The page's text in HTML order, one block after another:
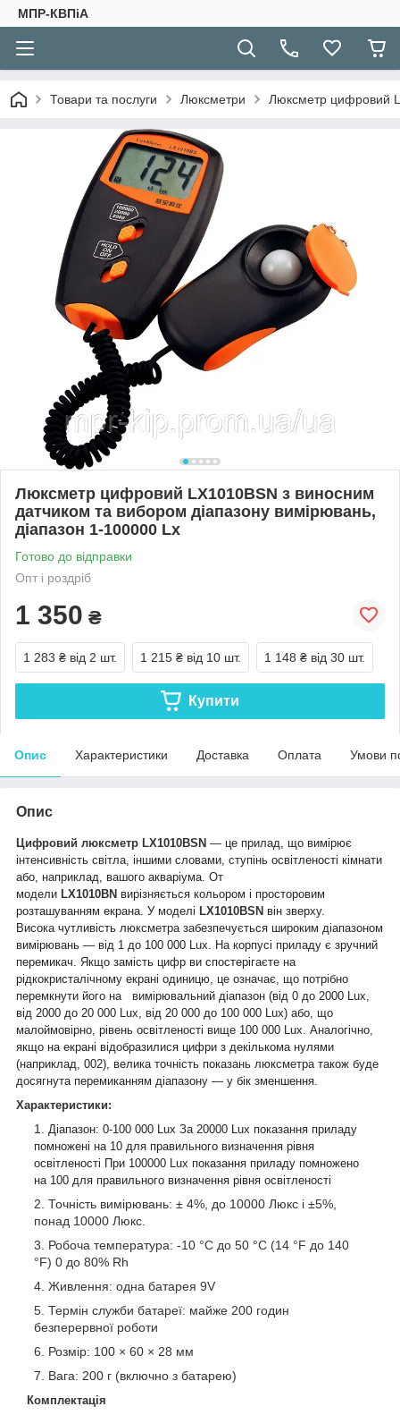
МПР-КВПіА
Товари та послуги Люксметри Люксметр цифровий
Люксметр цифровий LX1010BSN з виносним
датчиком та вибором діапазону вимірювань,
діапазон 1-100000 Lx
Готово до відправки
Опт і роздріб
1 350 ₴
1 283 ₴ від 2 шт. 1 215 ₴ від 10 шт. 1 148 ₴ від 30 шт.
Купити
Опис Характеристики Доставка Оплата Умови
Опис
Цифровий люксметр LX1010BSN — це прилад, що вимірює
інтенсивність світла, іншими словами, ступінь освітленості кімнати
або, наприклад, вашого акваріума. От
модели LX1010BN вирізняється кольором і просторовим
розташуванням екрана. У моделі LX1010BSN він зверху.
Висока чутливість люксметра забезпечується широким діапазоном
вимірювань — від 1 до 100 000 Lux. На корпусі приладу є зручний
перемикач. Якщо замість цифр ви спостерігаєте на
рідкокристалічному екрані одиницю, це означає, що потрібно
перемкнути його на вимірювальний діапазон (від 0 до 2000 Lux,
від 2000 до 20 000 Lux, від 20 000 до 100 000 Lux) або, що
малоймовірно, рівень освітленості вище 100 000 Lux. Аналогічно,
якщо на екрані відобразилися цифри з декількома нулями
(наприклад, 002), велика точність показань люксметра також буде
досягнута перемиканням діапазону — у бік зменшення.
Характеристики:
Діапазон: 0-100 000 Lux За 20000 Lux показання приладу
помножені на 10 для правильного визначення рівня
освітленості При 100000 Lux показання приладу помножено
на 100 для правильного визначення рівня освітленості
Точність вимірювань: ± 4%, до 10000 Люкс і ±5%,
понад 10000 Люкс.
Робоча температура: -10 °C до 50 °C (14 °F до 140
°F) 0 до 80% Rh
Живлення: одна батарея 9V
Термін служби батареї: майже 200 годин
безперервної роботи
Розмір: 100 × 60 × 28 мм
Вага: 200 г (включно з батарею)
Комплектація